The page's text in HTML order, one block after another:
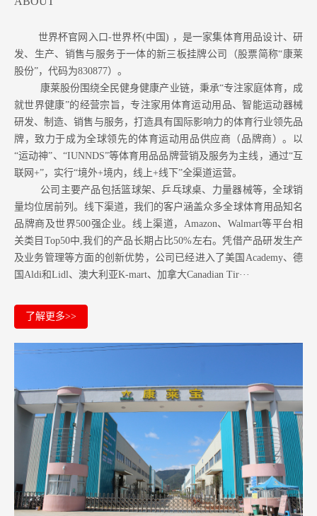
世界杯官网入口-世界杯(中国) ，是一家集体育用品设计、研
发、生产、销售与服务于一体的新三板挂牌公司（股票简称“康莱
股份”，代码为830877）。
康莱股份围绕全民健身健康产业链，秉承“专注家庭体育，成
就世界健康”的经营宗旨，专注家用体育运动用品、智能运动器械
研发、制造、销售与服务，打造具有国际影响力的体育行业领先品
牌，致力于成为全球领先的体育运动用品供应商（品牌商）。以
“运动神”、“IUNNDS”等体育用品品牌营销及服务为主线，通过“互
联网+”，实行“境外+境内，线上+线下”全渠道运营。
公司主要产品包括篮球架、乒乓球桌、力量器械等，全球销
量均位居前列。 线下渠道，我们的客户涵盖众多全球体育用品知名
品牌商及世界500强企业。 线上渠道，Amazon、Walmart等平台相
关类目Top50中,我们的产品长期占比50%左右。凭借产品研发生产
及业务管理等方面的创新优势，公司已经进入了美国Academy、德
国Aldi和Lidl、澳大利亚K-mart、加拿大Canadian Tir···
了解更多>>